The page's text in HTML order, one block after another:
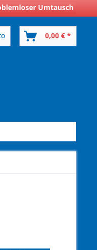
Umtausch
0,00 € *